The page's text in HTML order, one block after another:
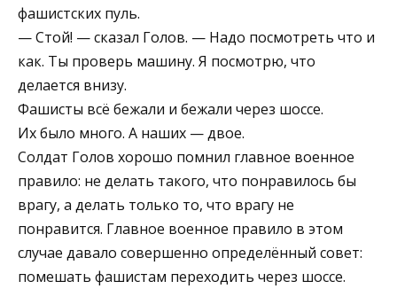
фашистских пуль.
— Стой! — сказал Голов. — Надо посмотреть что и
как. Ты проверь машину. Я посмотрю, что
делается внизу.
Фашисты всё бежали и бежали через шоссе.
Их было много. А наших — двое.
Солдат Голов хорошо помнил главное военное
правило: не делать такого, что понравилось бы
врагу, а делать только то, что врагу не
понравится. Главное военное правило в этом
случае давало совершенно определённый совет:
помешать фашистам переходить через шоссе.